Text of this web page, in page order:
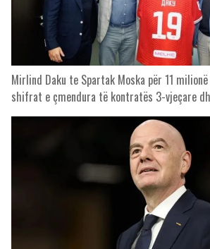
Mirlind Daku te Spartak Moska për 11 milionë
shifrat e çmendura të kontratës 3-vjeçare